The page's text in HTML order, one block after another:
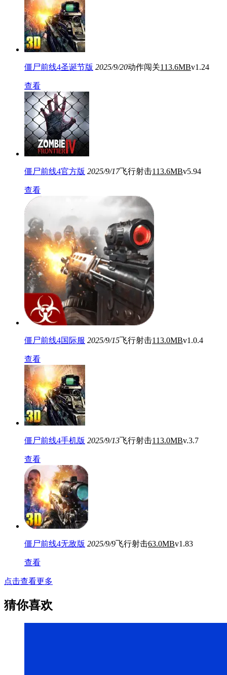
僵尸前线4圣诞节版 2025/9/20动作闯关113.6MBv1.24
查看
僵尸前线4官方版 2025/9/17飞行射击113.6MBv5.94
查看
僵尸前线4国际服 2025/9/15飞行射击113.0MBv1.0.4
查看
僵尸前线4手机版 2025/9/13飞行射击113.0MBv.3.7
查看
僵尸前线4无敌版 2025/9/9飞行射击63.0MBv1.83
查看
点击查看更多
猜你喜欢